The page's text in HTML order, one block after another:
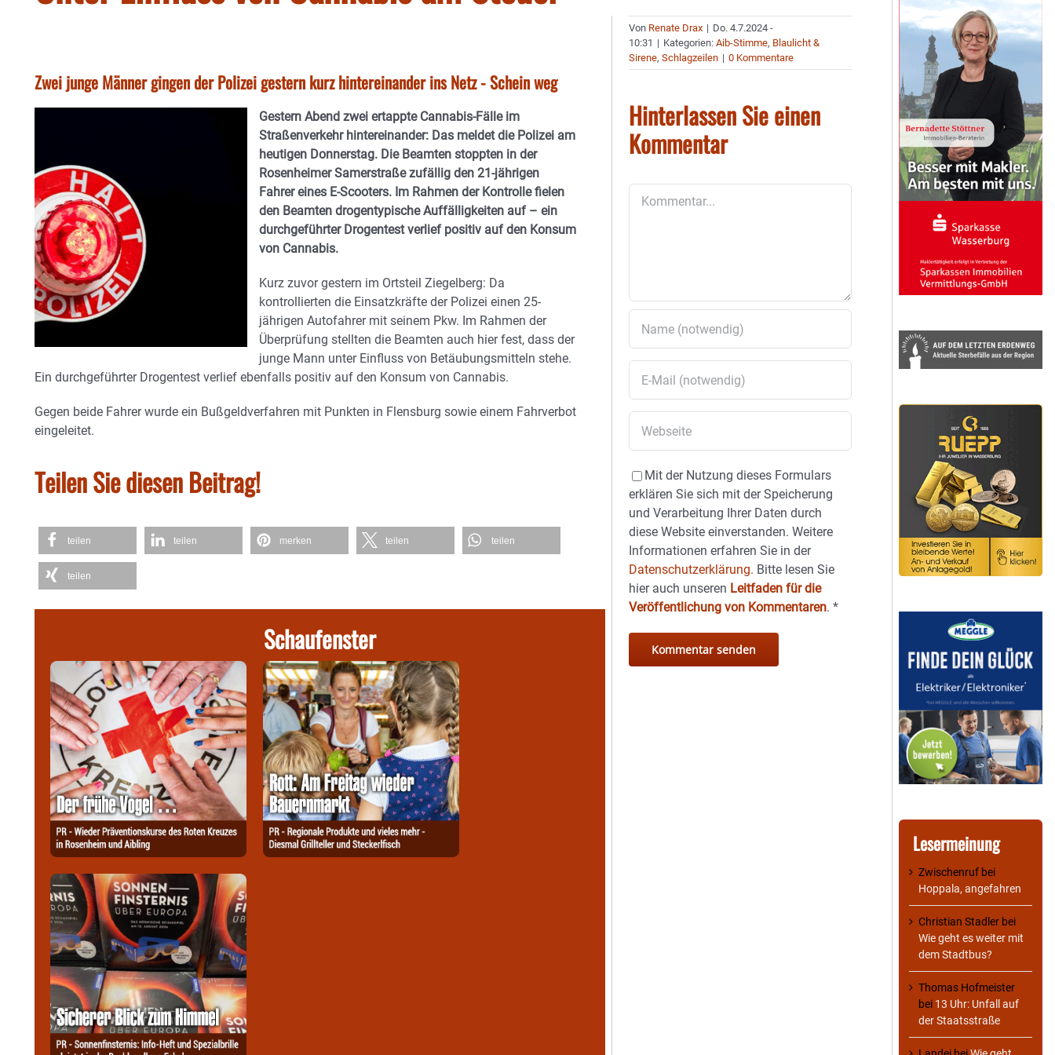
Zwei junge Männer gingen der Polizei gestern kurz hintereinander ins Netz - Schein weg
Gestern Abend zwei ertappte Cannabis-Fälle im
Straßenverkehr hintereinander: Das meldet die Polizei am
heutigen Donnerstag. Die Beamten stoppten in der
Rosenheimer Samerstraße zufällig den 21-jährigen
Fahrer eines E-Scooters. Im Rahmen der Kontrolle fielen
den Beamten drogentypische Auffälligkeiten auf – ein
durchgeführter Drogentest verlief positiv auf den Konsum
von Cannabis.
Kurz zuvor gestern im Ortsteil Ziegelberg: Da
kontrollierten die Einsatzkräfte der Polizei einen 25-
jährigen Autofahrer mit seinem Pkw. Im Rahmen der
Überprüfung stellten die Beamten auch hier fest, dass der
junge Mann unter Einfluss von Betäubungsmitteln stehe.
Ein durchgeführter Drogentest verlief ebenfalls positiv auf den Konsum von Cannabis.
Gegen beide Fahrer wurde ein Bußgeldverfahren mit Punkten in Flensburg sowie einem Fahrverbot
eingeleitet.
Teilen Sie diesen Beitrag!
teilen teilen merken teilen teilen
teilen
Schaufenster
Von Renate Drax | Do. 4.7.2024 -
10:31 | Kategorien:Aib-Stimme, Blaulicht &
Sirene,Schlagzeilen | 0 Kommentare
Hinterlassen Sie einen
Kommentar
Mit der Nutzung dieses Formulars
erklären Sie sich mit der Speicherung
und Verarbeitung Ihrer Daten durch
diese Website einverstanden. Weitere
Informationen erfahren Sie in der
Datenschutzerklärung. Bitte lesen Sie
hier auch unseren Leitfaden für die
Veröffentlichung von Kommentaren.*
Lesermeinung
Zwischenruf bei
Hoppala, angefahren
Christian Stadler bei
Wie geht es weiter mit
dem Stadtbus?
Thomas Hofmeister
bei 13 Uhr: Unfall auf
der Staatsstraße